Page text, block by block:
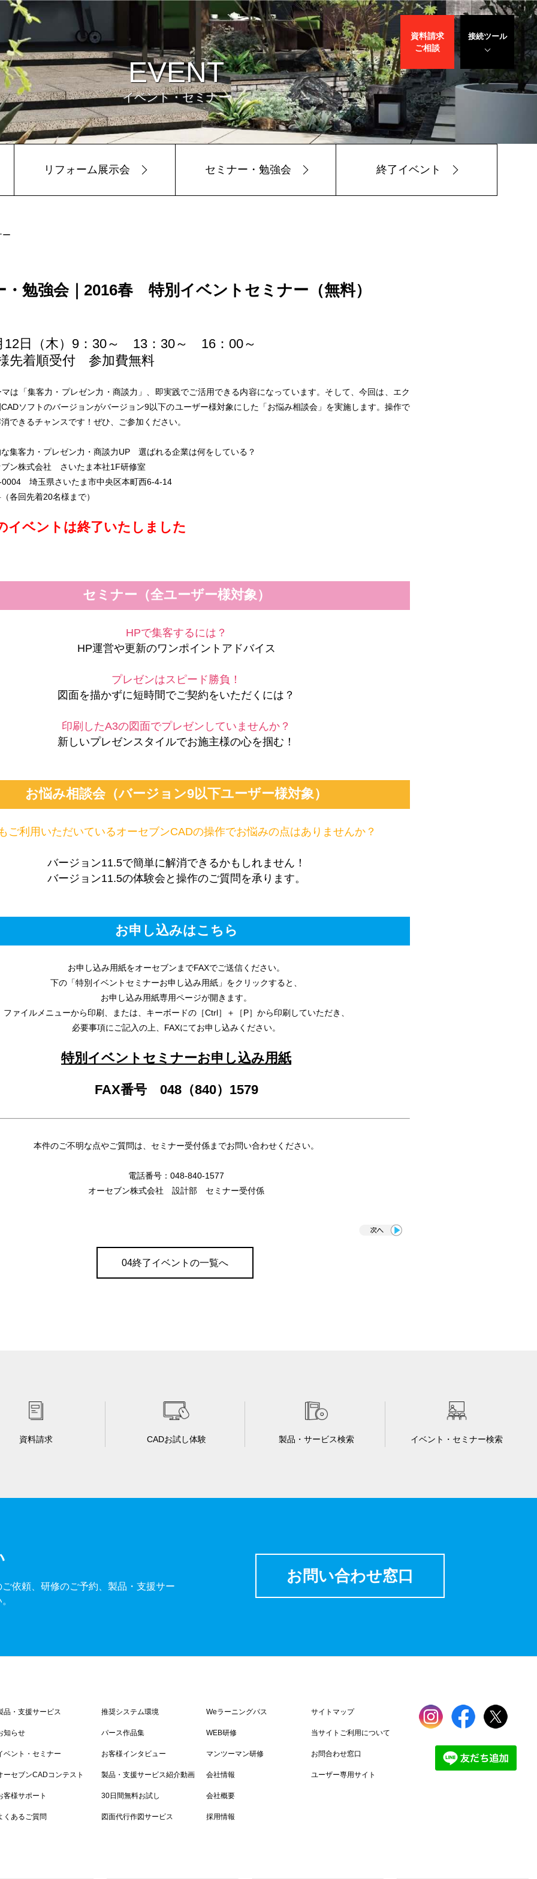
接続ツール
遠隔サポート
サリバン先生
WEBデモ
サポート
資料請求
ご相談
EVENT
イベント・セミナー
リフォーム展示会 セミナー・勉強会 終了イベント
ー
・勉強会｜2016春 特別イベントセミナー（無料）
12日（木）9：30～ 13：30～ 16：00～
先着順受付 参加費無料
は「集客力・プレゼン力・商談力」、即実践でご活用できる内容になっています。そして、今回は、エク
ソフトのバージョンがバージョン9以下のユーザー様対象にした「お悩み相談会」を実施します。操作で
できるチャンスです！ぜひ、ご参加ください。
集客力・プレゼン力・商談力UP 選ばれる企業は何をしている？
ブン株式会社 さいたま本社1F研修室
0004 埼玉県さいたま市中央区本町西6-4-14
各回先着20名様まで）
イベントは終了いたしました
セミナー（全ユーザー様対象）
HPで集客するには？
HP運営や更新のワンポイントアドバイス
プレゼンはスピード勝負！
図面を描かずに短時間でご契約をいただくには？
印刷したA3の図面でプレゼンしていませんか？
新しいプレゼンスタイルでお施主様の心を掴む！
お悩み相談会（バージョン9以下ユーザー様対象）
ご利用いただいているオーセブンCADの操作でお悩みの点はありませんか？
バージョン11.5で簡単に解消できるかもしれません！
バージョン11.5の体験会と操作のご質問を承ります。
お申し込みはこちら
お申し込み用紙をオーセブンまでFAXでご送信ください。
下の「特別イベントセミナーお申し込み用紙」をクリックすると、
お申し込み用紙専用ページが開きます。
ファイルメニューから印刷、または、キーボードの［Ctrl］＋［P］から印刷していただき、
必要事項にご記入の上、FAXにてお申し込みください。
特別イベントセミナーお申し込み用紙
FAX番号 048（840）1579
本件のご不明な点やご質問は、セミナー受付係までお問い合わせください。
電話番号：048-840-1577
オーセブン株式会社 設計部 セミナー受付係
04終了イベントの一覧へ
資料請求 CADお試し体験 製品・サービス検索 イベント・セミナー検索
依頼、研修のご予約、製品・支援サー
お問い合わせ窓口
品・支援サービス
知らせ
ベント・セミナー
ーセブンCADコンテスト
客様サポート
くあるご質問
推奨システム環境
パース作品集
お客様インタビュー
製品・支援サービス紹介動画
30日間無料お試し
図面代行作図サービス
Weラーニングパス
WEB研修
マンツーマン研修
会社情報
会社概要
採用情報
サイトマップ
当サイトご利用について
お問合わせ窓口
ユーザー専用サイト